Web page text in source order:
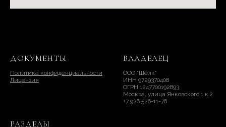
ДОКУМЕНТЫ
Политика конфиденциальности
Лицензия
ВЛАДЕЛЕЦ
ООО "Шёлк"
ИНН 9729370408
ОГРН 1247700192893
Москва, улица Янковского,1 к.2
+7 926 526-11-76
РАЗДЕЛЫ